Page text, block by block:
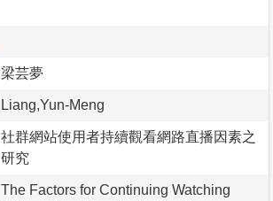
梁芸夢
Liang,Yun-Meng
社群網站使用者持續觀看網路直播因素之
研究
The Factors for Continuing Watching